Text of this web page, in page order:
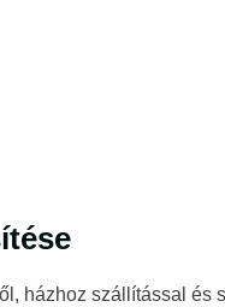
házhoz szállítással és